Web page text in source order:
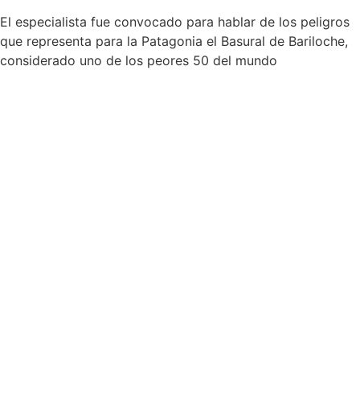
El especialista fue convocado para hablar de los peligros
que representa para la Patagonia el Basural de Bariloche,
considerado uno de los peores 50 del mundo